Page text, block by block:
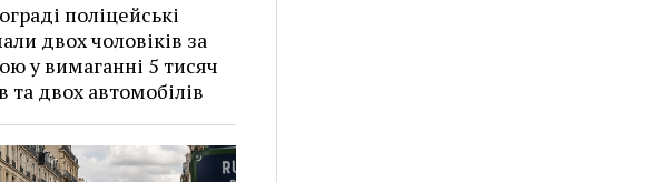
поліцейські
двох чоловіків за
у вимаганні 5 тисяч
та двох автомобілів